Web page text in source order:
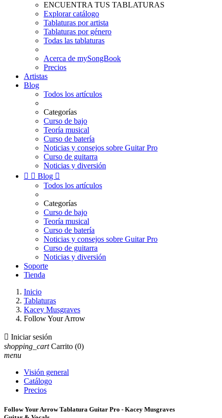
ENCUENTRA TUS TABLATURAS
Explorar catálogo
Tablaturas por artista
Tablaturas por género
Todas las tablaturas
Acerca de mySongBook
Precios
Artistas
Blog
Todos los artículos
Categorías
Curso de bajo
Teoría musical
Curso de batería
Noticias y consejos sobre Guitar Pro
Curso de guitarra
Noticias y diversión
  Blog 
Todos los artículos
Categorías
Curso de bajo
Teoría musical
Curso de batería
Noticias y consejos sobre Guitar Pro
Curso de guitarra
Noticias y diversión
Soporte
Tienda
Inicio
Tablaturas
Kacey Musgraves
Follow Your Arrow
 Iniciar sesión
shopping_cart Carrito (0)
menu
Visión general
Catálogo
Precios
Follow Your Arrow Tablatura Guitar Pro - Kacey Musgraves